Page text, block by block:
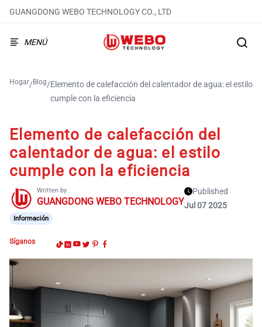
GUANGDONG WEBO TECHNOLOGY CO., LTD
MENÚ
Hogar/Blog/Elemento de calefacción del calentador de agua: el estilo
cumple con la eficiencia
Elemento de calefacción del
calentador de agua: el estilo
cumple con la eficiencia
Written by
GUANGDONG WEBO TECHNOLOGY
Published
Jul 07 2025
Información
Síganos